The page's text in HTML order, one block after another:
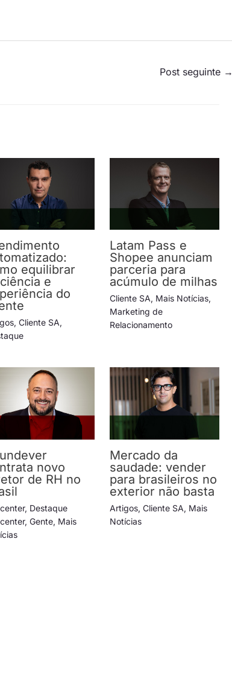
Post seguinte →
equilibrar
e
do
, Cliente SA,
Latam Pass e
Shopee anunciam
parceria para
acúmulo de milhas
Cliente SA, Mais Notícias,
Marketing de
Relacionamento
novo
de RH no
, Destaque
, Gente, Mais
Mercado da
saudade: vender
para brasileiros no
exterior não basta
Artigos,Cliente SA, Mais
Notícias